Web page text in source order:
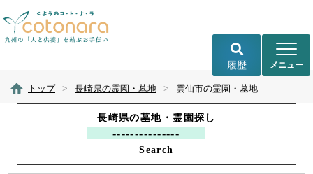
トップ > 長崎県の霊園・墓地 > 雲仙市の霊園・墓地
長崎県の墓地・霊園探し
Search
履歴